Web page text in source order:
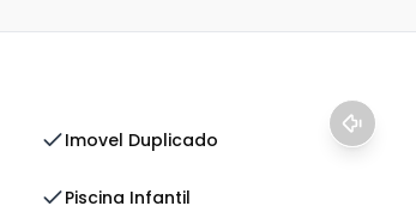
Imovel Duplicado
Piscina Infantil